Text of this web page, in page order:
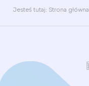
SCIENCE4BUSINESS
Jesteś tutaj: Strona główna